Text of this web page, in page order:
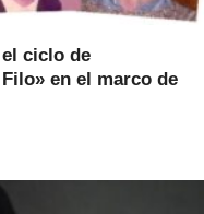
ciclo de
en el marco de